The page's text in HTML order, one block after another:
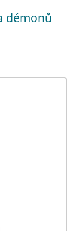
démonů